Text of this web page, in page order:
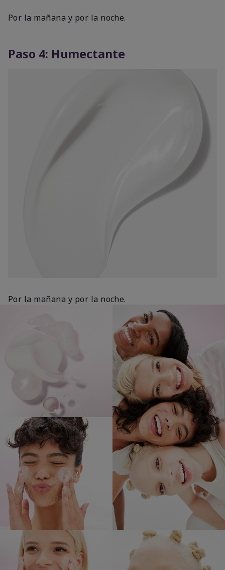
Por la mañana y por la noche.
Paso 4: Humectante
Por la mañana y por la noche.